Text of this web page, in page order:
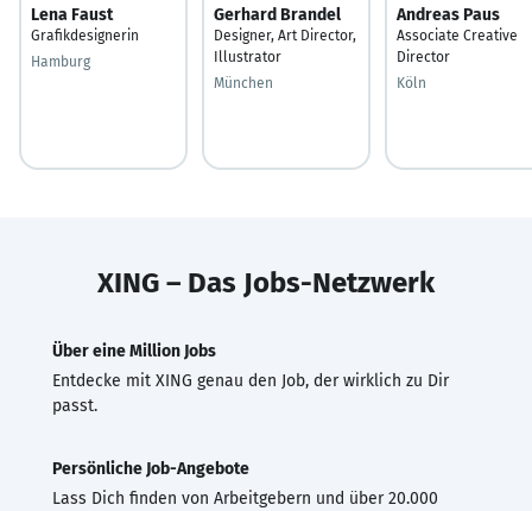
Lena Faust
Grafikdesignerin
Hamburg
Gerhard Brandel
Designer, Art Director,
Illustrator
München
Andreas Paus
Associate Creative
Director
Köln
XING – Das Jobs-Netzwerk
Über eine Million Jobs
Entdecke mit XING genau den Job, der wirklich zu Dir
passt.
Persönliche Job-Angebote
Lass Dich finden von Arbeitgebern und über 20.000